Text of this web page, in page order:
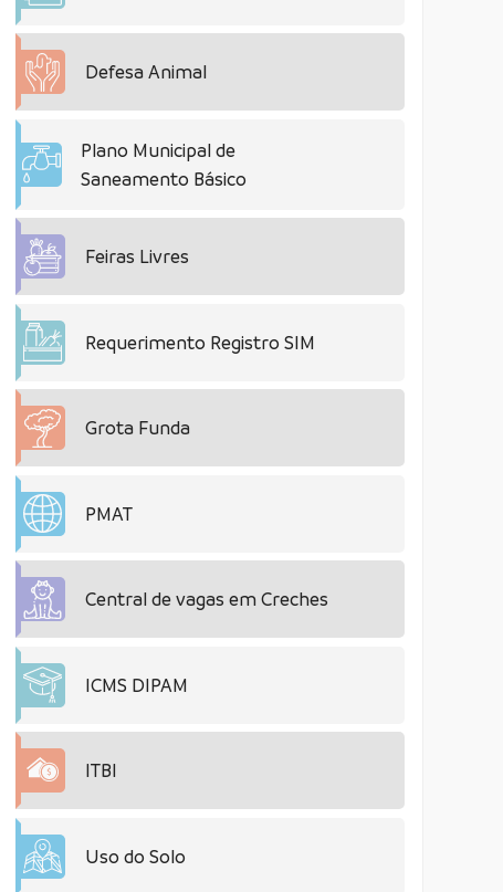
Defesa Animal
Plano Municipal de
Saneamento Básico
Feiras Livres
Requerimento Registro SIM
Grota Funda
PMAT
Central de vagas em Creches
ICMS DIPAM
ITBI
Uso do Solo